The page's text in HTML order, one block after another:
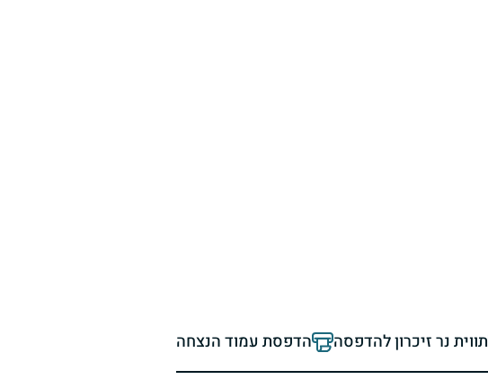
תווית נר זיכרון להדפסה הדפסת עמוד הנצחה